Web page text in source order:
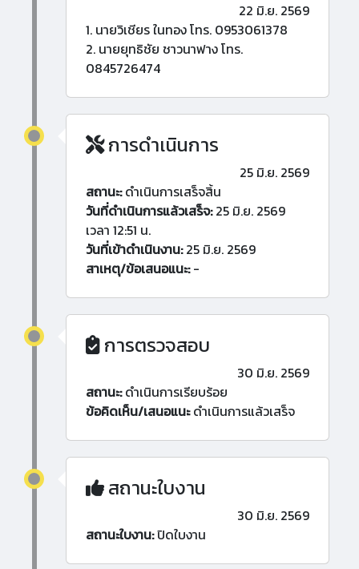
22 มิ.ย. 2569
1. นายวิเชียร ในทอง โทร. 0953061378
2. นายยุทธิชัย ชาวนาฟาง โทร.
0845726474
การดำเนินการ
25 มิ.ย. 2569
สถานะ:ดำเนินการเสร็จสิ้น
วันที่ดำเนินการแล้วเสร็จ:25 มิ.ย. 2569
เวลา 12:51 น.
วันที่เข้าดำเนินงาน:25 มิ.ย. 2569
สาเหตุ/ข้อเสนอแนะ:-
การตรวจสอบ
30 มิ.ย. 2569
สถานะ:ดำเนินการเรียบร้อย
ข้อคิดเห็น/เสนอแนะดำเนินการแล้วเสร็จ
สถานะใบงาน
30 มิ.ย. 2569
สถานะใบงาน:ปิดใบงาน